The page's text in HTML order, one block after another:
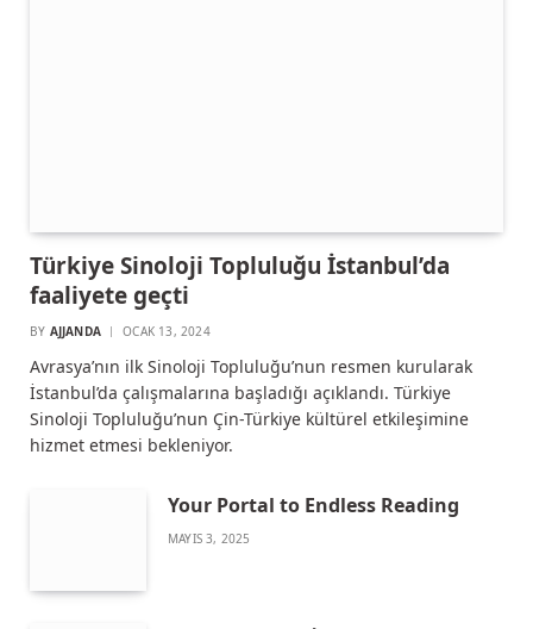
Türkiye Sinoloji Topluluğu İstanbul’da
faaliyete geçti
BY AJJANDA OCAK 13, 2024
Avrasya’nın ilk Sinoloji Topluluğu’nun resmen kurularak
İstanbul’da çalışmalarına başladığı açıklandı. Türkiye
Sinoloji Topluluğu’nun Çin-Türkiye kültürel etkileşimine
hizmet etmesi bekleniyor.
Your Portal to Endless Reading
MAYIS 3, 2025